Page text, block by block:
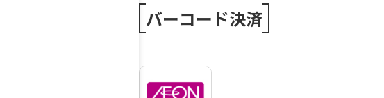
バーコード決済